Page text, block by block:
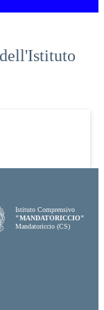
Istituto Comprensivo
"MANDATORICCIO"
Mandatoriccio (CS)